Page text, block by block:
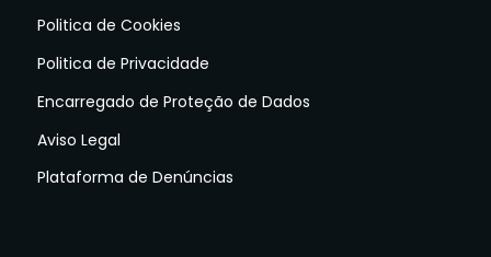
Politica de Cookies
Politica de Privacidade
Encarregado de Proteção de Dados
Aviso Legal
Plataforma de Denúncias